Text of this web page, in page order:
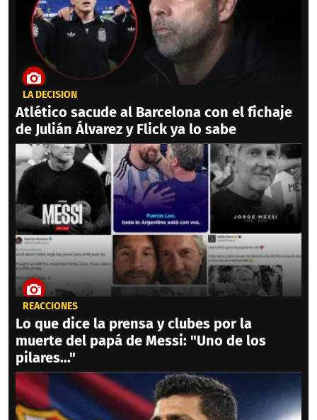
LA DECISIÓN
Atlético sacude al Barcelona con el fichaje
de Julián Álvarez y Flick ya lo sabe
REACCIONES
Lo que dice la prensa y clubes por la
muerte del papá de Messi: "Uno de los
pilares..."